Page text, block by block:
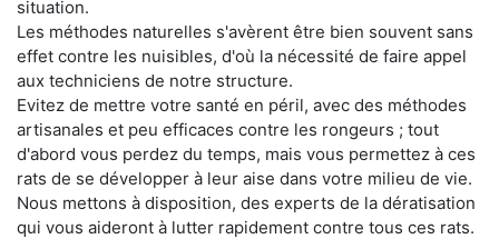
situation.
Les méthodes naturelles s'avèrent être bien souvent sans
effet contre les nuisibles, d'où la nécessité de faire appel
aux techniciens de notre structure.
Evitez de mettre votre santé en péril, avec des méthodes
artisanales et peu efficaces contre les rongeurs ; tout
d'abord vous perdez du temps, mais vous permettez à ces
rats de se développer à leur aise dans votre milieu de vie.
Nous mettons à disposition, des experts de la dératisation
qui vous aideront à lutter rapidement contre tous ces rats.